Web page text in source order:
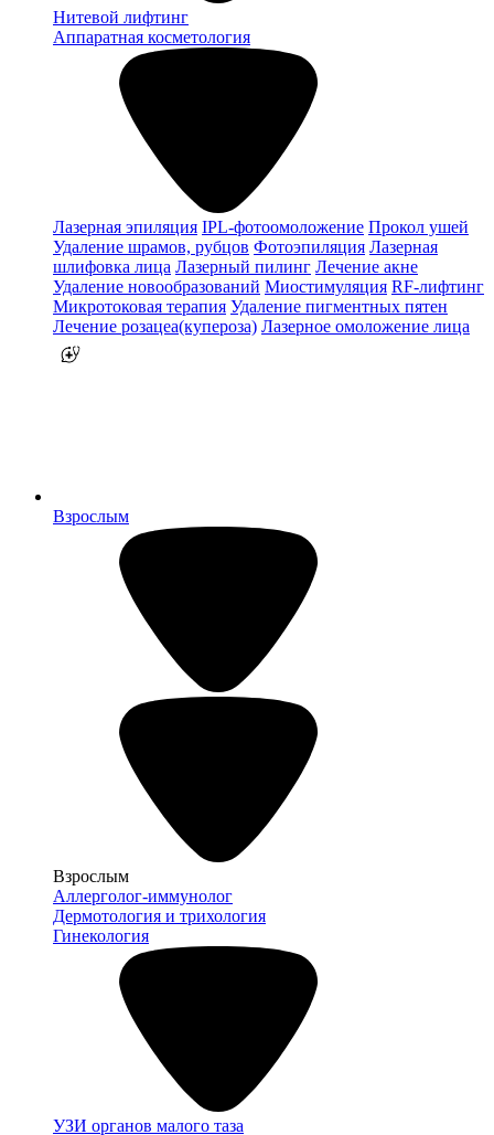
Нитевой лифтинг
Аппаратная косметология
Лазерная эпиляция IPL-фотоомоложение Прокол ушей
Удаление шрамов, рубцов Фотоэпиляция Лазерная
шлифовка лица Лазерный пилинг Лечение акне
Удаление новообразований Миостимуляция RF-лифтинг
Микротоковая терапия Удаление пигментных пятен
Лечение розацеа(купероза) Лазерное омоложение лица
Взрослым
Взрослым
Аллерголог-иммунолог
Дермотология и трихология
Гинекология
УЗИ органов малого таза